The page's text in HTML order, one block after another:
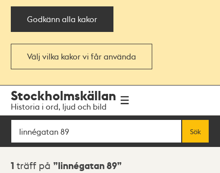
Godkänn alla kakor
Välj vilka kakor vi får använda
navigationen
huvudinnehållet
Stockholmskällan
Historia i ord, ljud och bild
Sök
Sök
Sökresultat
1 träff på linnégatan 89